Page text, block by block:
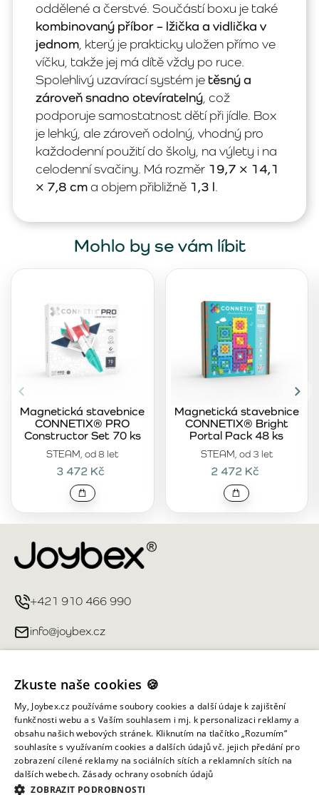
oddělené a čerstvé. Součástí boxu je také
kombinovaný příbor – lžička a vidlička v
jednom , který je prakticky uložen přímo ve
víčku, takže jej má dítě vždy po ruce.
Spolehlivý uzavírací systém jetěsný a
zároveň snadno otevíratelný , což
podporuje samostatnost dětí při jídle. Box
je lehký, ale zároveň odolný, vhodný pro
každodenní použití do školy, na výlety i na
celodenní svačiny. Má rozměr 19,7 × 14,1
× 7,8 cma objem přibližně 1,3 l.
Mohlo by se vám líbit
STEAM, od 8 let
Magnetická stavebnice
CONNETIX® PRO
Constructor Set 70 ks
3 472 Kč
STEAM, od 3 let
Magnetická stavebnice
CONNETIX® Bright
Portal Pack 48 ks
2 472 Kč
+421 910 466 990
info@joybex.cz
Můj účet
Informace obchodu
Všechna práva vyhrazena ©
Zkuste naše cookies 🍪
My, Joybex.cz používáme soubory cookies a další údaje k zajištění
funkčnosti webu a s Vaším souhlasem i mj. k personalizaci reklamy a
obsahu našich webových stránek. Kliknutím na tlačítko „Rozumím“
souhlasíte s využívaním cookies a dalších údajů vč. jejich předání pro
zobrazení cílené reklamy na sociálních sítích a reklamních sítích na
dalších webech. Zásady ochrany osobních údajů
ZOBRAZIT PODROBNOSTI